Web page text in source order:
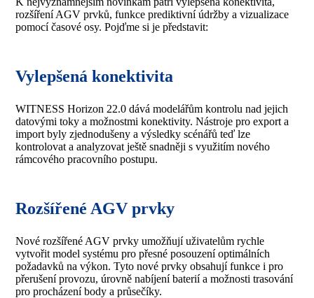
rozšíření AGV prvků, funkce prediktivní údržby a vizualizace
pomocí časové osy. Pojďme si je představit:
Vylepšená konektivita
WITNESS Horizon 22.0 dává modelářům kontrolu nad jejich
datovými toky a možnostmi konektivity. Nástroje pro export a
import byly zjednodušeny a výsledky scénářů teď lze
kontrolovat a analyzovat ještě snadněji s využitím nového
rámcového pracovního postupu.
Rozšířené AGV prvky
Nové rozšířené AGV prvky umožňují uživatelům rychle
vytvořit model systému pro přesné posouzení optimálních
požadavků na výkon. Tyto nové prvky obsahují funkce i pro
přerušení provozu, úrovně nabíjení baterií a možnosti trasování
pro procházení body a průsečíky.